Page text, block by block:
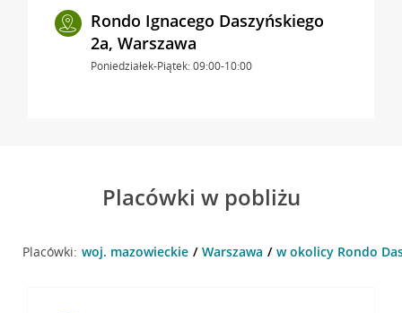
Rondo Ignacego Daszyńskiego
2a, Warszawa
Poniedziałek-Piątek: 09:00-10:00
Placówki w pobliżu
Placówki: woj. mazowieckie Warszawa w okolicy Rondo